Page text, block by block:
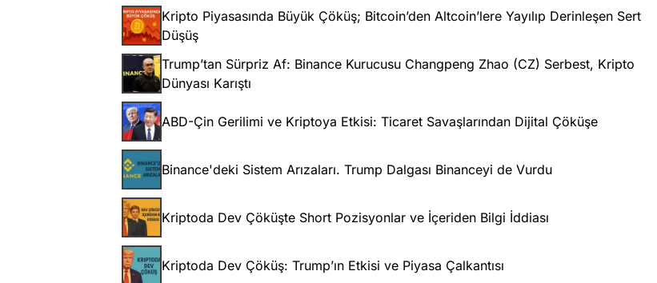
Kripto Piyasasında Büyük Çöküş; Bitcoin’den Altcoin’lere Yayılıp Derinleşen Sert
Düşüş
Trump’tan Sürpriz Af: Binance Kurucusu Changpeng Zhao (CZ) Serbest, Kripto
Dünyası Karıştı
ABD-Çin Gerilimi ve Kriptoya Etkisi: Ticaret Savaşlarından Dijital Çöküşe
Binance'deki Sistem Arızaları. Trump Dalgası Binanceyi de Vurdu
Kriptoda Dev Çöküşte Short Pozisyonlar ve İçeriden Bilgi İddiası
Kriptoda Dev Çöküş: Trump’ın Etkisi ve Piyasa Çalkantısı